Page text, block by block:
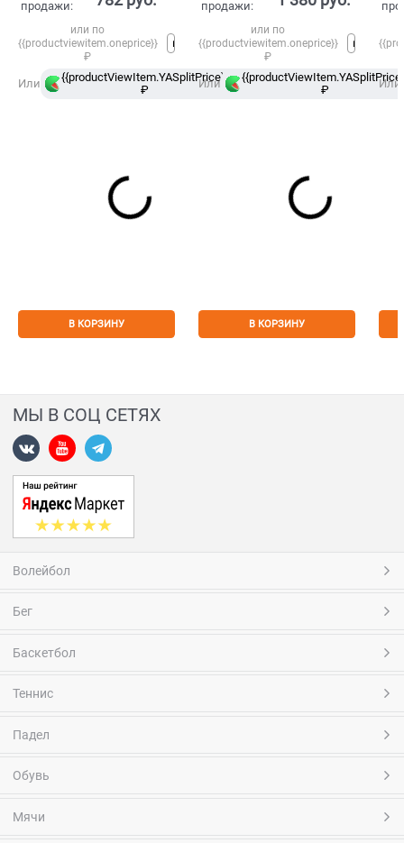
продажи:
или по
{{productviewitem.oneprice}}
₽
Или
{{productViewItem.YASplitPrice}}
₽
в
Сплит
В КОРЗИНУ
продажи:
или по
{{productviewitem.oneprice}}
₽
Или
₽
В КОРЗИНУ
Или
МЫ В СОЦ СЕТЯХ
Волейбол
Бег
Баскетбол
Теннис
Падел
Обувь
Мячи